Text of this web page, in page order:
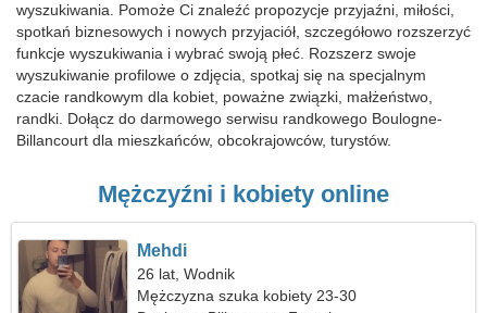
wyszukiwania. Pomoże Ci znaleźć propozycje przyjaźni, miłości,
spotkań biznesowych i nowych przyjaciół, szczegółowo rozszerzyć
funkcje wyszukiwania i wybrać swoją płeć. Rozszerz swoje
wyszukiwanie profilowe o zdjęcia, spotkaj się na specjalnym
czacie randkowym dla kobiet, poważne związki, małżeństwo,
randki. Dołącz do darmowego serwisu randkowego Boulogne-
Billancourt dla mieszkańców, obcokrajowców, turystów.
Mężczyźni i kobiety online
Mehdi
26 lat, Wodnik
Mężczyzna szuka kobiety 23-30